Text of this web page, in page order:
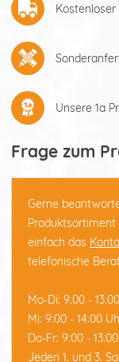
Unsere 1a
Frage zum
Gerne
einfach das
telefonische
Mo-Di: 9:00 -
Mi: 9:00 - 14:00
Do-Fr: 9:00 -
Jeden 1. und 3.